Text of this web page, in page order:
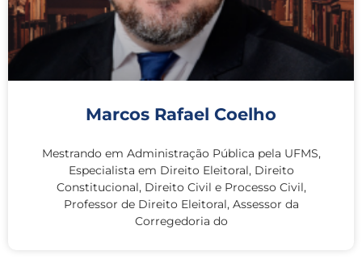
Marcos Rafael Coelho
Mestrando em Administração Pública pela UFMS,
Especialista em Direito Eleitoral, Direito
Constitucional, Direito Civil e Processo Civil,
Professor de Direito Eleitoral, Assessor da
Corregedoria do